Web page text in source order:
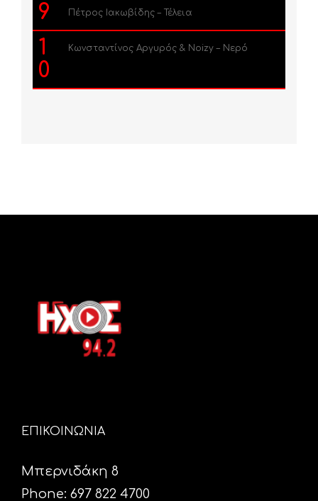
9 Πέτρος Ιακωβίδης – Τέλεια
1
0
Κωνσταντίνος Αργυρός & Noizy – Νερό
ΕΠΙΚΟΙΝΩΝΙΑ
Μπερνιδάκη 8
Phone: 697 822 4700